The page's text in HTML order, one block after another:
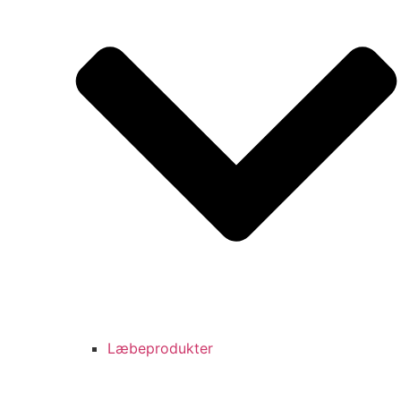
Læbeprodukter